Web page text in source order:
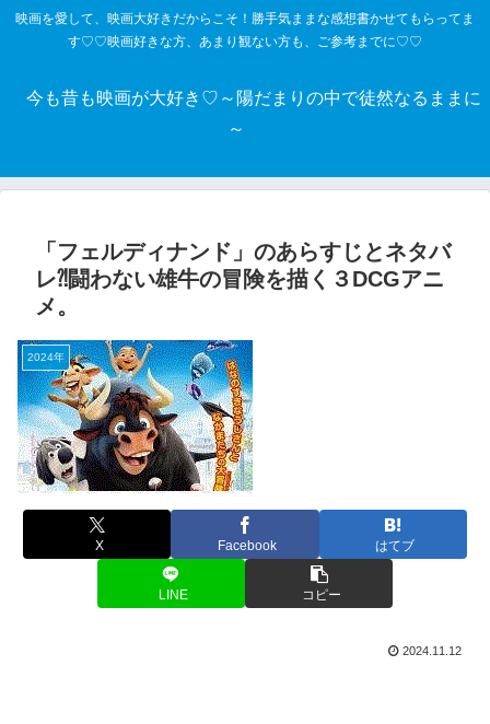
映画を愛して、映画大好きだからこそ！勝手気ままな感想書かせてもらってま
す♡♡映画好きな方、あまり観ない方も、ご参考までに♡♡
今も昔も映画が大好き♡～陽だまりの中で徒然なるままに
～
「フェルディナンド」のあらすじとネタバ
レ⁈闘わない雄牛の冒険を描く３DCGアニ
メ。
2024年
X Facebook はてブ
LINE コピー
2024.11.12